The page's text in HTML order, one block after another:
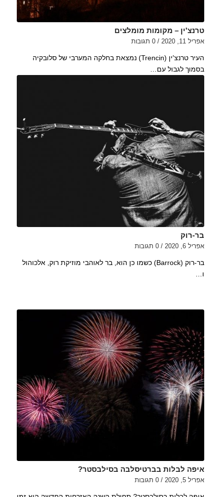
טרנצ'ין – מקומות מומלצים
אפריל 11, 2020 / 0 תגובות
העיר טרנצ'ין (Trencin) נמצאת בחלקה המערבי של סלובקיה
בסמוך לגבול עם…
בר-רוק
אפריל 6, 2020 / 0 תגובות
בר-רוק (Barrock) כשמו כן הוא, בר לאוהבי מוזיקת רוק, אלכוהול
ו…
איפה לבלות בברטיסלבה בסילבסטר?
אפריל 5, 2020 / 0 תגובות